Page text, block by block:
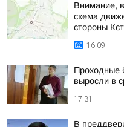
Внимание,
схема
стороны
16:09
Проходные
выросли в
17:31
В